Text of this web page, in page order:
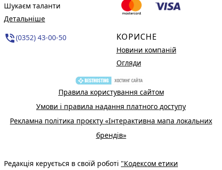
Шукаєм таланти
Детальніше
phone_in_talk(0352) 43-00-50 КОРИСНЕ
Новини компаній
Огляди
Правила користування сайтом
Умови і правила надання платного доступу
Рекламна політика проєкту «Інтерактивна мапа локальних
брендів»
Редакція керується в своїй роботі "Кодексом етики